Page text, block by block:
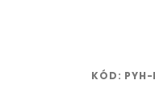
KÓD: PYH-